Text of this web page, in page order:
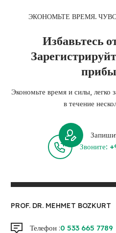
ЭКОНОМЬТЕ ВРЕМЯ.
Избавьтесь
Экономьте время и силы, легко
в течение
Звоните:
PROF. DR. MEHMET BOZKURT
Телефон :0 533 665 7789